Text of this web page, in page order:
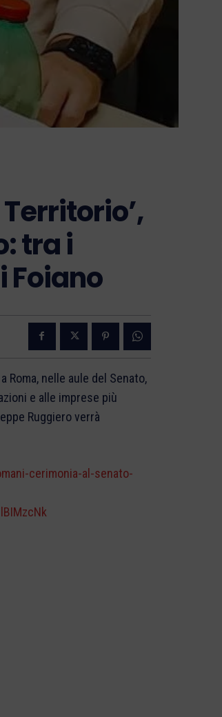
tra i
Foiano
Roma, nelle aule del Senato,
e alle imprese più
Ruggiero verrà
cerimonia-al-senato-